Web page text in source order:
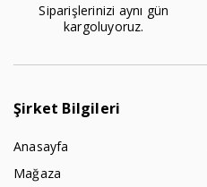
Siparişlerinizi aynı gün
kargoluyoruz.
Şirket Bilgileri
Anasayfa
Mağaza